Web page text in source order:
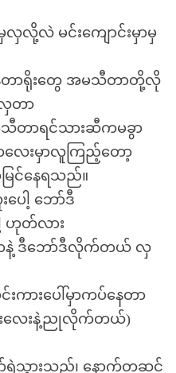
လဲ မင်းကျောင်းမှာမှ
တာရိုးတွေ အမသီတာတို့လို
တာ
သီတာရင်သားဆီကမခွာ
လေးမှာလူကြည့်တော့
ြင်နေရသည်။
ေါ့ ဘော်ဒီ
ဟုတ်လား
နဲ့ ဒီဘော်ဒီလိုက်တယ် လှ
ားပေါ်မှာကပ်နေတာ
းလေးနဲ့ညုလိုက်တယ်)
ရဲသွားသည်၊ နောက်တဆင့်